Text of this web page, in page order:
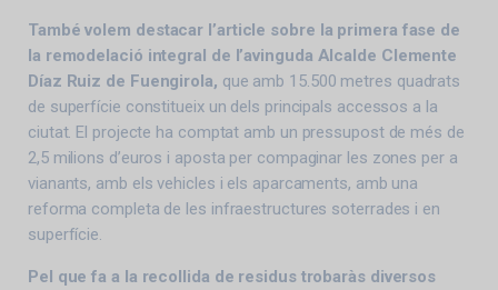
També volem destacar l’article sobre la primera fase de
la remodelació integral de l’avinguda Alcalde Clemente
Díaz Ruiz de Fuengirola, que amb 15.500 metres quadrats
de superfície constitueix un dels principals accessos a la
ciutat. El projecte ha comptat amb un pressupost de més de
2,5 milions d’euros i aposta per compaginar les zones per a
vianants, amb els vehicles i els aparcaments, amb una
reforma completa de les infraestructures soterrades i en
superfície.
Pel que fa a la recollida de residus trobaràs diversos